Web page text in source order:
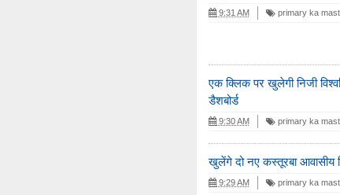
9:31 AM primary ka
एक क्लिक पर खुलेगी निजी
डैशबोर्ड
9:30 AM primary ka
खुलेंगे दो नए कस्तूरबा आवासीय
9:29 AM primary ka